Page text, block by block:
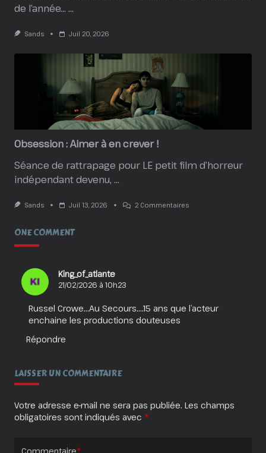
de l’année… ...
Sands Juil 20, 2026
Obsession : Aimer à en crever !
Séance de rattrapage pour LE petit film d’horreur
indépendant devenu, ...
Sands Juil 13, 2026 2 CommentairesSur
ONE COMMENT
King_of_atlante
21/02/2026 à 10h23
Russel Crowe…Au Secours….15 ans que l’acteur
enchaine les productions douteuses
Répondre
LAISSER UN COMMENTAIRE
Votre adresse e-mail ne sera pas publiée. Les champs
obligatoires sont indiqués avec *